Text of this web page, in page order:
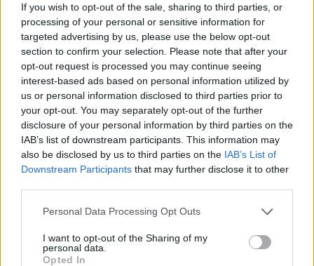
If you wish to opt-out of the sale, sharing to third parties, or
processing of your personal or sensitive information for
targeted advertising by us, please use the below opt-out
section to confirm your selection. Please note that after your
opt-out request is processed you may continue seeing
interest-based ads based on personal information utilized by
us or personal information disclosed to third parties prior to
your opt-out. You may separately opt-out of the further
disclosure of your personal information by third parties on the
IAB’s list of downstream participants. This information may
also be disclosed by us to third parties on the IAB’s List of
Downstream Participants that may further disclose it to other
Personal Data Processing Opt Outs
I want to opt-out of the Sharing of my
personal data.
Opted In
a mostani viszonylagos csend ellenére intenzív
támadásokra készül – írta meg az Ukrainszka
Pravda.
A lap forrása egy meg nem nevezett NATO-tisztviselő,
akivel Brüsszelben beszélgetett egy ukrán újságíró. A
katonai szövetség képviselője elmondta: Oroszország most
már helyettesíteni tudja a legtöbb rakétatípust nagy
hatótávolságú drónokkal, ezért csökkent a rakétaerők
tevékenysége. Mindettől függetlenül az orosz erők jelenleg
A keresett cikk a portfolio.hu hírarchívumához